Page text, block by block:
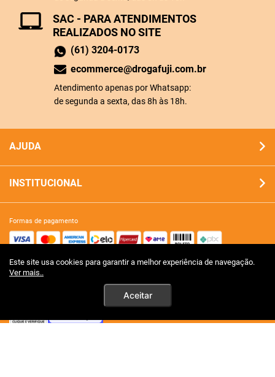
Este site usa cookies para garantir a melhor experiência de navegação.
Ver mais..
Aceitar
SAC - PARA ATENDIMENTOS
REALIZADOS NO SITE
(61) 3204-0173
ecommerce@drogafuji.com.br
Atendimento apenas por Whatsapp:
de segunda a sexta, das 8h às 18h.
AJUDA
INSTITUCIONAL
formas de pagamento
site 100% seguro